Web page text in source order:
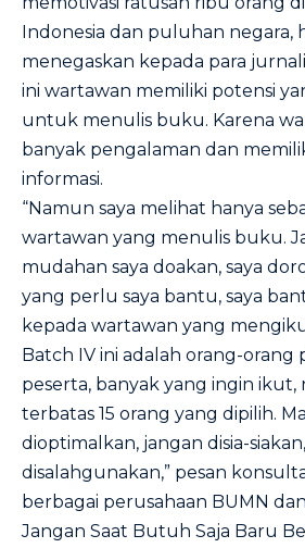
Indonesia dan puluhan negara,
menegaskan kepada para
ini wartawan memiliki potensi
untuk menulis buku. Karena
banyak pengalaman dan
informasi.
“Namun saya melihat hanya
wartawan yang menulis buku.
mudahan saya doakan, saya
yang perlu saya bantu, saya
kepada wartawan yang
Batch IV ini adalah orang-orang
peserta, banyak yang ingin ikut,
terbatas 15 orang yang dipilih.
dioptimalkan, jangan disia-
disalahgunakan,” pesan
berbagai perusahaan BUMN
Jangan Saat Butuh Saja Baru